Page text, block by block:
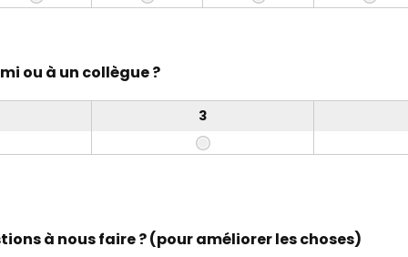
ou à un collègue ?
3
à nous faire ? (pour améliorer les choses)